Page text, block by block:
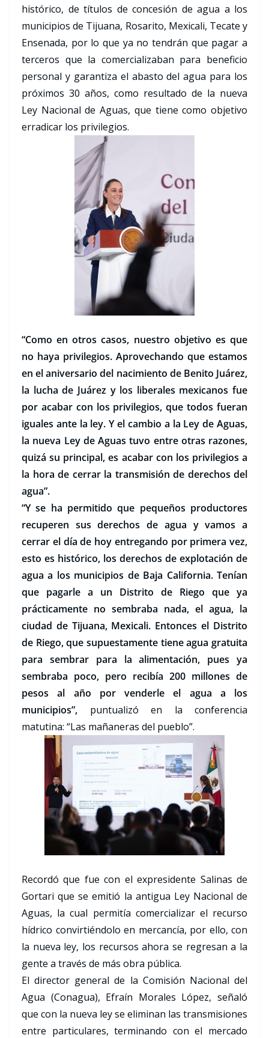
histórico, de títulos de concesión de agua a los
municipios de Tijuana, Rosarito, Mexicali, Tecate y
Ensenada, por lo que ya no tendrán que pagar a
terceros que la comercializaban para beneficio
personal y garantiza el abasto del agua para los
próximos 30 años, como resultado de la nueva
Ley Nacional de Aguas, que tiene como objetivo
erradicar los privilegios.
“Como en otros casos, nuestro objetivo es que
no haya privilegios. Aprovechando que estamos
en el aniversario del nacimiento de Benito Juárez,
la lucha de Juárez y los liberales mexicanos fue
por acabar con los privilegios, que todos fueran
iguales ante la ley. Y el cambio a la Ley de Aguas,
la nueva Ley de Aguas tuvo entre otras razones,
quizá su principal, es acabar con los privilegios a
la hora de cerrar la transmisión de derechos del
agua”.
“Y se ha permitido que pequeños productores
recuperen sus derechos de agua y vamos a
cerrar el día de hoy entregando por primera vez,
esto es histórico, los derechos de explotación de
agua a los municipios de Baja California. Tenían
que pagarle a un Distrito de Riego que ya
prácticamente no sembraba nada, el agua, la
ciudad de Tijuana, Mexicali. Entonces el Distrito
de Riego, que supuestamente tiene agua gratuita
para sembrar para la alimentación, pues ya
sembraba poco, pero recibía 200 millones de
pesos al año por venderle el agua a los
municipios”, puntualizó en la conferencia
matutina: “Las mañaneras del pueblo”.
Recordó que fue con el expresidente Salinas de
Gortari que se emitió la antigua Ley Nacional de
Aguas, la cual permitía comercializar el recurso
hídrico convirtiéndolo en mercancía, por ello, con
la nueva ley, los recursos ahora se regresan a la
gente a través de más obra pública.
El director general de la Comisión Nacional del
Agua (Conagua), Efraín Morales López, señaló
que con la nueva ley se eliminan las transmisiones
entre particulares, terminando con el mercado